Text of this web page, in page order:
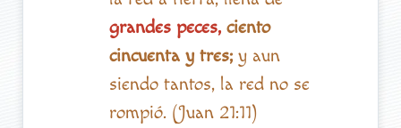
grandes peces,ciento
cincuenta y tres;y aun
siendo tantos, la red no se
rompió. (Juan 21:11)